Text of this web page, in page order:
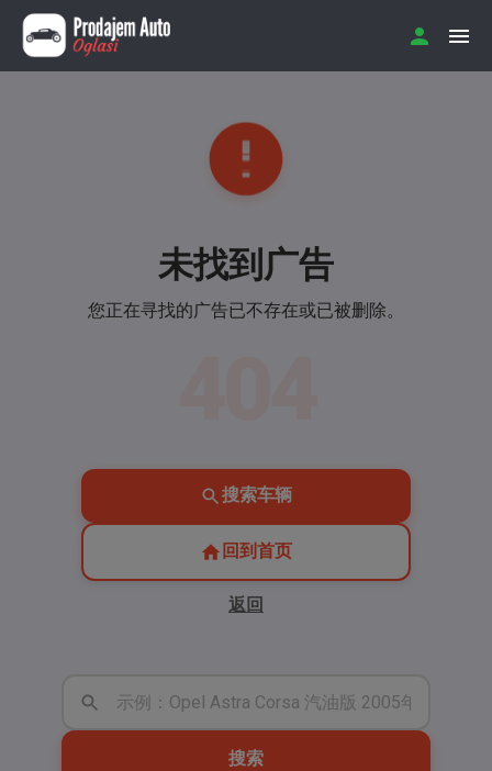
未找到广告
您正在寻找的广告已不存在或已被删除。
搜索车辆
回到首页
返回
搜索